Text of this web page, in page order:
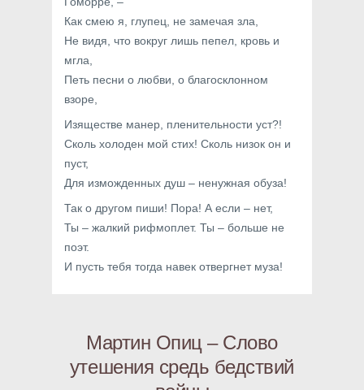
Как смею я, глупец, не замечая зла,
Не видя, что вокруг лишь пепел, кровь и
мгла,
Петь песни о любви, о благосклонном
взоре,
Изяществе манер, пленительности уст?!
Сколь холоден мой стих! Сколь низок он и
пуст,
Для изможденных душ – ненужная обуза!
Так о другом пиши! Пора! А если – нет,
Ты – жалкий рифмоплет. Ты – больше не
поэт.
И пусть тебя тогда навек отвергнет муза!
Мартин Опиц – Слово
утешения средь бедствий